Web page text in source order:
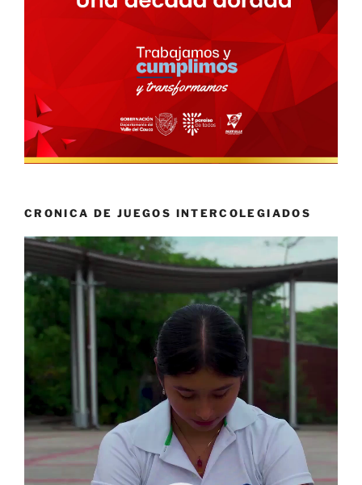
CRONICA DE JUEGOS INTERCOLEGIADOS
Reproductor
vídeo